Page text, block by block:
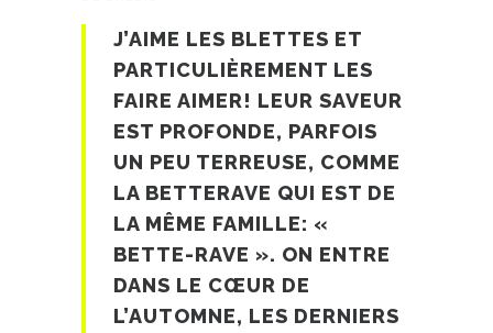
J’AIME LES BLETTES ET
PARTICULIÈREMENT LES
FAIRE AIMER! LEUR SAVEUR
EST PROFONDE, PARFOIS
UN PEU TERREUSE, COMME
LA BETTERAVE QUI EST DE
LA MÊME FAMILLE: «
BETTE-RAVE ». ON ENTRE
DANS LE CŒUR DE
L’AUTOMNE, LES DERNIERS